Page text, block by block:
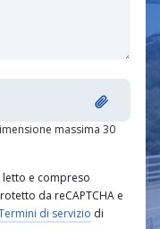
massima 30
letto e compreso
da reCAPTCHA e
di servizio di